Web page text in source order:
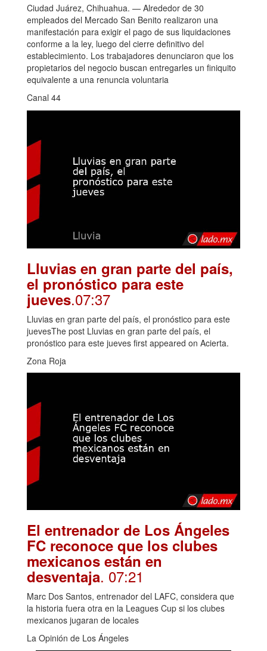
Ciudad Juárez, Chihuahua. — Alrededor de 30
empleados del Mercado San Benito realizaron una
manifestación para exigir el pago de sus liquidaciones
conforme a la ley, luego del cierre definitivo del
establecimiento. Los trabajadores denunciaron que los
propietarios del negocio buscan entregarles un finiquito
equivalente a una renuncia voluntaria
Canal 44
Lluvias en gran parte del país,
el pronóstico para este
jueves.07:37
Lluvias en gran parte del país, el pronóstico para este
juevesThe post Lluvias en gran parte del país, el
pronóstico para este jueves first appeared on Acierta.
Zona Roja
El entrenador de Los Ángeles
FC reconoce que los clubes
mexicanos están en
desventaja. 07:21
Marc Dos Santos, entrenador del LAFC, considera que
la historia fuera otra en la Leagues Cup si los clubes
mexicanos jugaran de locales
La Opinión de Los Ángeles